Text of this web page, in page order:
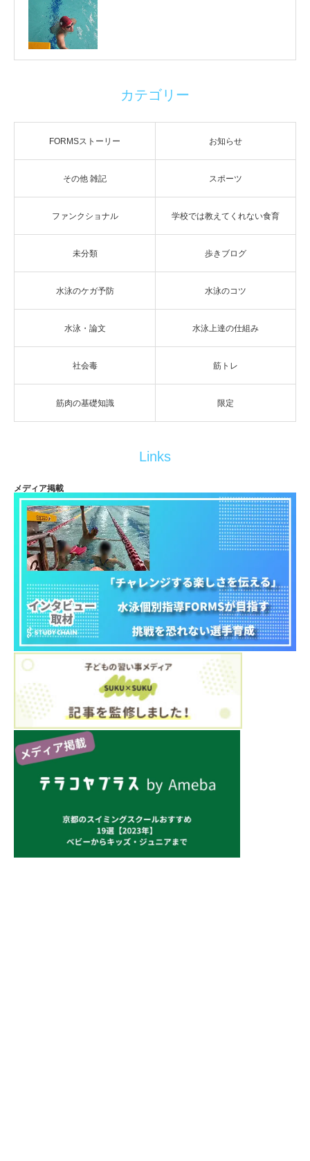
カテゴリー
FORMSストーリー お知らせ
その他 雑記 スポーツ
ファンクショナル 学校では教えてくれない食育
未分類 歩きブログ
水泳のケガ予防 水泳のコツ
水泳・論文 水泳上達の仕組み
社会毒 筋トレ
筋肉の基礎知識 限定
Links
メディア掲載